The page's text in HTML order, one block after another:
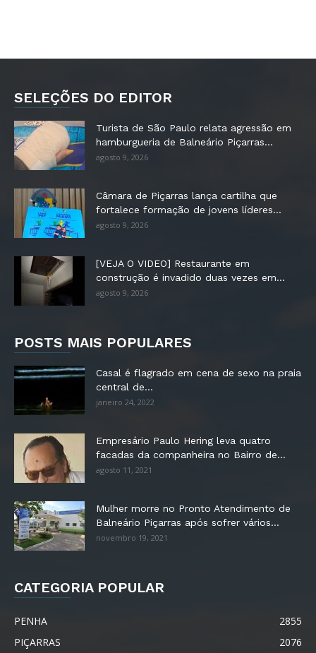
SELEÇÕES DO EDITOR
Turista de São Paulo relata agressão em
hamburgueria de Balneário Piçarras...
agosto 9, 2026
Câmara de Piçarras lança cartilha que
fortalece formação de jovens líderes...
agosto 9, 2026
[VEJA O VIDEO] Restaurante em
construção é invadido duas vezes em...
agosto 9, 2026
POSTS MAIS POPULARES
Casal é flagrado em cena de sexo na praia
central de...
janeiro 24, 2022
Empresário Paulo Hering leva quatro
facadas da companheira no Bairro de...
agosto 11, 2021
Mulher morre no Pronto Atendimento de
Balneário Piçarras após sofrer vários...
novembro 19, 2021
CATEGORIA POPULAR
PENHA
2855
PIÇARRAS
2076